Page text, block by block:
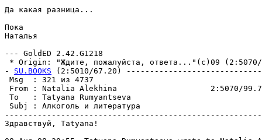
Да какая разница...
Пока
Hаталья
--- GoldED 2.42.G1218
* Origin: "Ждите, пожалуйста, ответа..."(с)09
- SU.BOOKS (2:5010/67.20)
Msg  : 321
From : Natalia Alekhina                    2:5070/99.7
To   : Tatyana Rumyantseva
Subj : Алкоголь и
Здравствуй, Tatyana!